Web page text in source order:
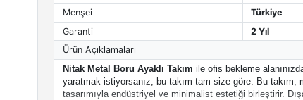
Menşei
Türkiye
Garanti
2 Yıl
Ürün Açıklamaları
Nitak Metal Boru Ayaklı Takım ile ofis bekleme
yaratmak istiyorsanız, bu takım tam size göre. Bu takım,
tasarımıyla endüstriyel ve minimalist estetiği birleştirir.